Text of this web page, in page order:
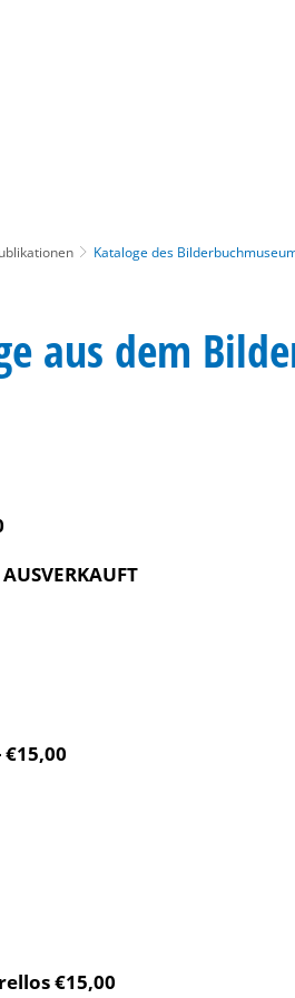
Kataloge des
aus dem
AUSVERKAUFT
€15,00